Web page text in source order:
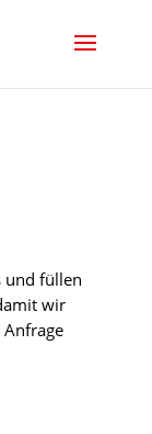
und füllen
wir